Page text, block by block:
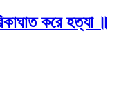
করে হত্যা ॥